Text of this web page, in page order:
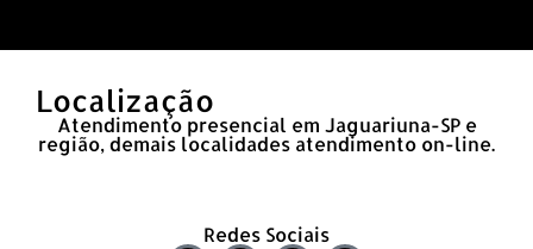
Localização
Atendimento presencial em Jaguariuna-SP e
região, demais localidades atendimento on-line.
Redes Sociais